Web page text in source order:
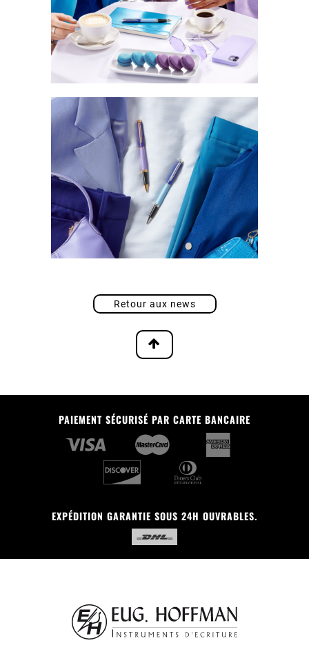
Retour aux news
PAIEMENT SÉCURISÉ PAR CARTE BANCAIRE
EXPÉDITION GARANTIE SOUS 24H OUVRABLES.